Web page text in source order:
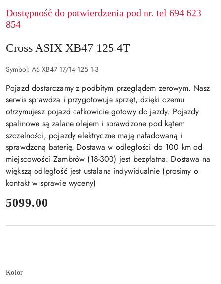
Dostępność do potwierdzenia pod nr. tel 694 623
854
Cross ASIX XB47 125 4T
Symbol: A6 XB47 17/14 125 1-3
Pojazd dostarczamy z podbitym przeglądem zerowym. Nasz
serwis sprawdza i przygotowuje sprzęt, dzięki czemu
otrzymujesz pojazd całkowicie gotowy do jazdy. Pojazdy
spalinowe są zalane olejem i sprawdzone pod kątem
szczelności, pojazdy elektryczne mają naładowaną i
sprawdzoną baterię. Dostawa w odległości do 100 km od
miejscowości Zambrów (18-300) jest bezpłatna. Dostawa na
większą odległość jest ustalana indywidualnie (prosimy o
kontakt w sprawie wyceny)
cena:
5099.00
Wariant
Kolor